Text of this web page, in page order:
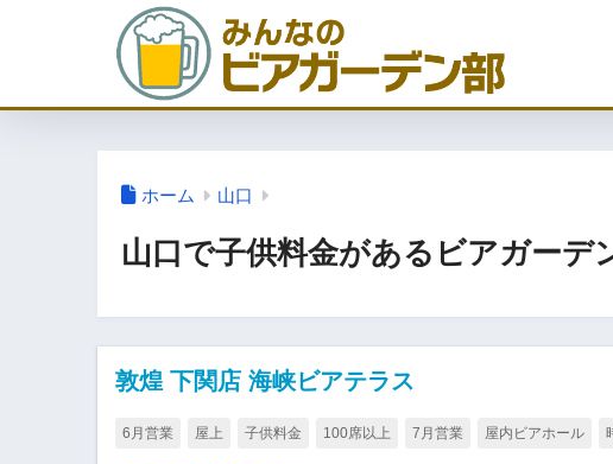
ホーム 山口
山口で子供料金があるビアガーデ
敦煌 下関店 海峡ビアテラス
6月営業 屋上 子供料金 100席以上 7月営業 屋内ビアホール